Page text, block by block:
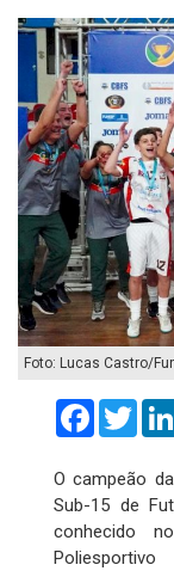
Foto: Lucas Castro/
Facebook
O campeão
Sub-15 de
conhecido